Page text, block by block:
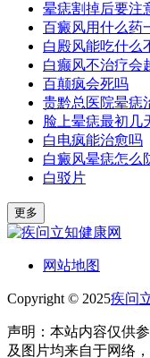
晕痣割掉后要注
百癜风用什么药
白殿风能吃什么
白癫风不治疗会
百颠疯会死吗
贵黔总医院晕痣
脸上晕痣最初几
白电疯能治愈吗
白癜风晕痣怎么
白驳片
更多
网站地图
Copyright © 2025疾问
声明：本站内容仅供
及图片均来自于网络